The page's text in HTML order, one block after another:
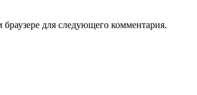
для следующего комментария.